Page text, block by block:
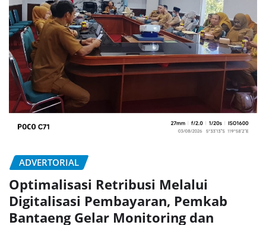
ADVERTORIAL
Optimalisasi Retribusi Melalui
Digitalisasi Pembayaran, Pemkab
Bantaeng Gelar Monitoring dan